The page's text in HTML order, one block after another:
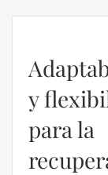
en las
– Álvaro
Martín